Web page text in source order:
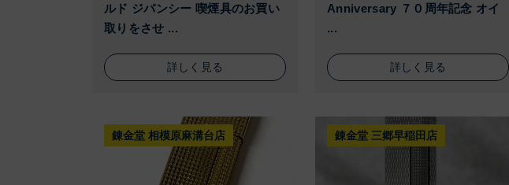
ルド ジバンシー 喫煙具のお買い
取りをさせ ...
詳しく見る
Anniversary ７０周年記念 オイ
...
詳しく見る
錬金堂 相模原麻溝台店 錬金堂 三郷早稲田店